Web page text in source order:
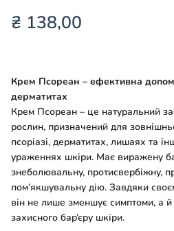
₴ 138,00
Крем Псореан – ефективна
дерматитах
Крем Псореан – це натуральний
рослин, призначений для
псоріазі, дерматитах, лишаях та
ураженнях шкіри. Має виражену
знеболювальну, протисвербіжну,
пом’якшувальну дію. Завдяки
він не лише зменшує симптоми, а
захисного бар’єру шкіри.